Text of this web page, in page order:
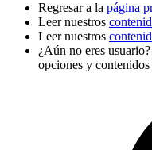
Regresar a la página
Leer nuestros
Leer nuestros
¿Aún no eres usuario?
opciones y